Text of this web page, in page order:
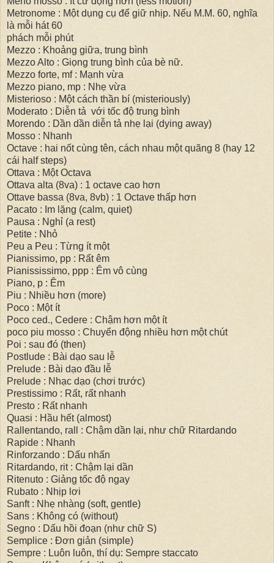
Metronome : Một dụng cụ để giữ nhịp. Nếu M.M. 60, nghĩa
là mỗi hát 60
phách mỗi phút
Mezzo : Khoảng giữa, trung bình
Mezzo Alto : Giọng trung bình của bè nữ.
Mezzo forte, mf : Mạnh vừa
Mezzo piano, mp : Nhẹ vừa
Misterioso : Một cách thần bí (misteriously)
Moderato : Diễn tả với tốc độ trung bình
Morendo : Dần dần diễn tả nhẹ lại (dying away)
Mosso : Nhanh
Octave : hai nốt cùng tên, cách nhau một quãng 8 (hay 12
cái half steps)
Ottava : Một Octava
Ottava alta (8va) : 1 octave cao hơn
Ottave bassa (8va, 8vb) : 1 Octave thấp hơn
Pacato : Im lặng (calm, quiet)
Pausa : Nghỉ (a rest)
Petite : Nhỏ
Peu a Peu : Từng ít một
Pianissimo, pp : Rất êm
Pianississimo, ppp : Êm vô cùng
Piano, p : Êm
Piu : Nhiều hơn (more)
Poco : Một ít
Poco ced., Cedere : Chậm hơn một ít
poco piu mosso : Chuyển động nhiều hơn một chút
Poi : sau đó (then)
Postlude : Bài dạo sau lễ
Prelude : Bài dạo đầu lễ
Prelude : Nhạc dạo (chơi trước)
Prestissimo : Rất, rất nhanh
Presto : Rất nhanh
Quasi : Hầu hết (almost)
Rallentando, rall : Chậm dần lại, như chữ Ritardando
Rapide : Nhanh
Rinforzando : Dấu nhấn
Ritardando, rit : Chậm lại dần
Ritenuto : Giảng tốc độ ngay
Rubato : Nhịp lơi
Sanft : Nhẹ nhàng (soft, gentle)
Sans : Không có (without)
Segno : Dấu hồi đoạn (như chữ S)
Semplice : Đơn giản (simple)
Sempre : Luôn luôn, thí dụ: Sempre staccato